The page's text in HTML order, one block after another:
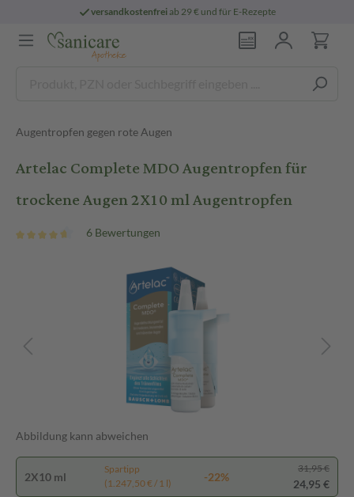
versandkostenfreiab 29 € und für E-Rezepte
Augentropfen gegen rote Augen
Artelac Complete MDO Augentropfen für
trockene Augen 2X10 ml Augentropfen
6 Bewertungen
Abbildung kann abweichen
2X10 ml
Spartipp
(1.247,50 € / 1 l)
-22%
31,95 €
24,95 €